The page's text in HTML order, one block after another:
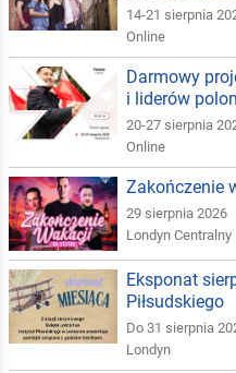
14-21 sierpnia
Online
Darmowy
i liderów
20-27 sierpnia
Online
Zakończenie
29 sierpnia 2026
Londyn Centralny
Eksponat
Piłsudskiego
Do 31 sierpnia
Londyn